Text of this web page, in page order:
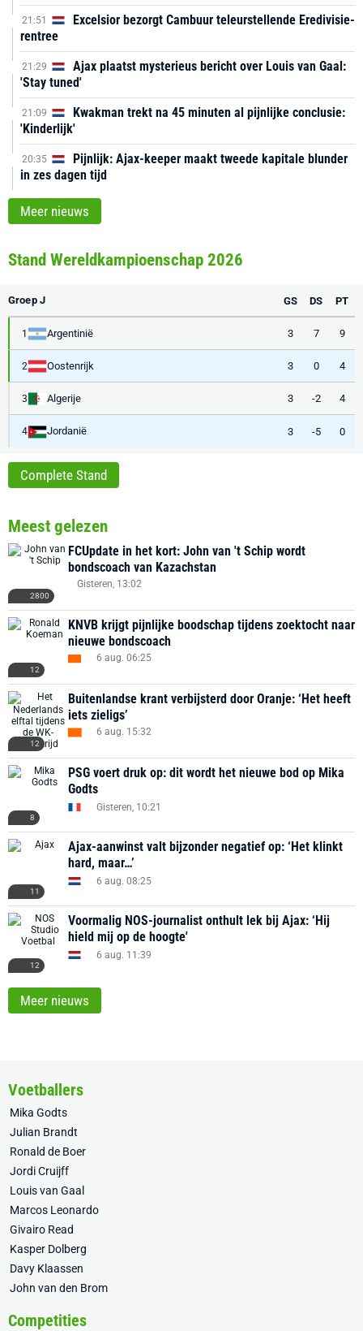
21:51
Excelsior bezorgt Cambuur teleurstellende Eredivisie-
rentree
21:29
Ajax plaatst mysterieus bericht over Louis van Gaal:
'Stay tuned'
21:09
Kwakman trekt na 45 minuten al pijnlijke conclusie:
'Kinderlijk'
20:35
Pijnlijk: Ajax-keeper maakt tweede kapitale blunder
in zes dagen tijd
Meer nieuws
Stand Wereldkampioenschap 2026
Groep J GS DS PT
1 Argentinië 3 7 9
2 Oostenrijk 3 0 4
3 Algerije 3 -2 4
4 Jordanië 3 -5 0
Complete Stand
Meest gelezen
2800
FCUpdate in het kort: John van 't Schip wordt
bondscoach van Kazachstan
Gisteren, 13:02
12
KNVB krijgt pijnlijke boodschap tijdens zoektocht naar
nieuwe bondscoach
6 aug. 06:25
12
Buitenlandse krant verbijsterd door Oranje: ‘Het heeft
iets zieligs’
6 aug. 15:32
8
PSG voert druk op: dit wordt het nieuwe bod op Mika
Godts
Gisteren, 10:21
11
Ajax-aanwinst valt bijzonder negatief op: ‘Het klinkt
hard, maar…’
6 aug. 08:25
12
Voormalig NOS-journalist onthult lek bij Ajax: ‘Hij
hield mij op de hoogte'
6 aug. 11:39
Meer nieuws
Voetballers
Mika Godts
Julian Brandt
Ronald de Boer
Jordi Cruijff
Louis van Gaal
Marcos Leonardo
Givairo Read
Kasper Dolberg
Davy Klaassen
John van den Brom
Competities